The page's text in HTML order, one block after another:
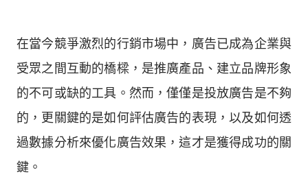
在當今競爭激烈的行銷市場中，廣告已成為企業與
受眾之間互動的橋樑，是推廣產品、建立品牌形象
的不可或缺的工具。然而，僅僅是投放廣告是不夠
的，更關鍵的是如何評估廣告的表現，以及如何透
過數據分析來優化廣告效果，這才是獲得成功的關
鍵。